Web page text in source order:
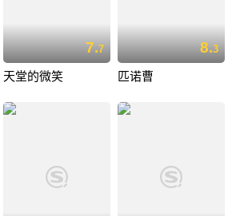
7.7
天堂的微笑
8.3
匹诺曹